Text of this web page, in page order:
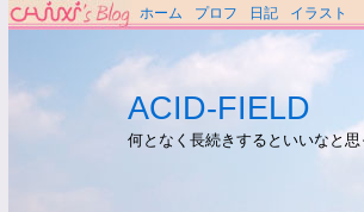
ホーム プロフ 日記 イラスト
ACID-FIELD
何となく長続きするといいなと思